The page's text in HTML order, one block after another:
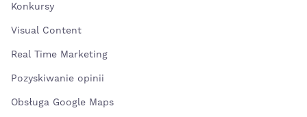
Konkursy
Visual Content
Real Time Marketing
Pozyskiwanie opinii
Obsługa Google Maps